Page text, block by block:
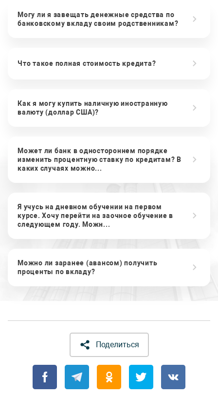
Могу ли я завещать денежные средства по
банковскому вкладу своим родственникам?
Что такое полная стоимость кредита?
Как я могу купить наличную иностранную
валюту (доллар США)?
Может ли банк в одностороннем порядке
изменить процентную ставку по кредитам? В
каких случаях можно...
Я учусь на дневном обучении на первом
курсе. Хочу перейти на заочное обучение в
следующем году. Можн...
Можно ли заранее (авансом) получить
проценты по вкладу?
Поделиться